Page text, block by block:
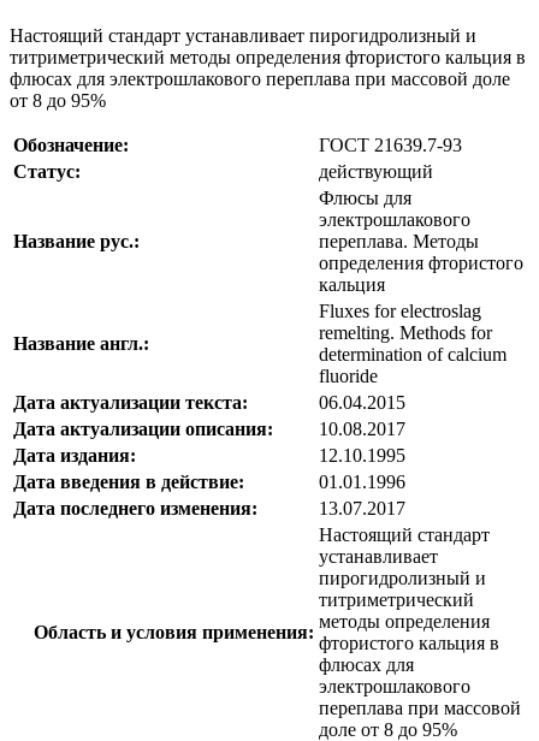
Настоящий стандарт устанавливает пирогидролизный и
титриметрический методы определения фтористого кальция в
флюсах для электрошлакового переплава при массовой доле
от 8 до 95%
Обозначение:
ГОСТ 21639.7-93
Статус:
действующий
Название рус.:
Флюсы для
электрошлакового
переплава. Методы
определения фтористого
кальция
Название англ.:
Fluxes for electroslag
remelting. Methods for
determination of calcium
fluoride
Дата актуализации текста:
06.04.2015
Дата актуализации описания:
10.08.2017
Дата издания:
12.10.1995
Дата введения в действие:
01.01.1996
Дата последнего изменения:
13.07.2017
Область и условия применения:
Настоящий стандарт
устанавливает
пирогидролизный и
титриметрический
методы определения
фтористого кальция в
флюсах для
электрошлакового
переплава при массовой
доле от 8 до 95%